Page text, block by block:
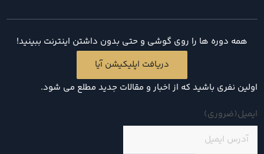
همه دوره ها را روی گوشی و حتی بدون داشتن اینترنت ببینید!
دریافت اپلیکیشن آیا
اولین نفری باشید که از اخبار و مقالات جدید مطلع می شود.
ایمیل(ضروری)